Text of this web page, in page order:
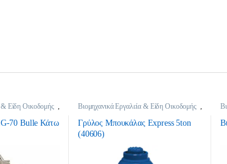
& Είδη Οικοδομής ,
70 Bulle Κάτω
Βιομηχανικά Εργαλεία & Είδη Οικοδομής ,
Γρύλος Μπουκάλας Express 5ton
(40606)